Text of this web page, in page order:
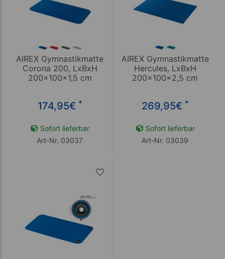
AIREX Gymnastikmatte
Corona 200, LxBxH
200x100x1,5 cm
174,95€ *
Sofort lieferbar
Art-Nr. 03037
AIREX Gymnastikmatte
Hercules, LxBxH
200x100x2,5 cm
269,95€ *
Sofort lieferbar
Art-Nr. 03039